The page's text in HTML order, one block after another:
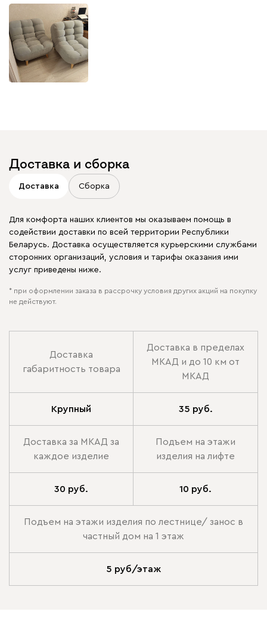
Доставка и сборка
Доставка Сборка
Для комфорта наших клиентов мы оказываем помощь в
содействии доставки по всей территории Республики
Беларусь. Доставка осуществляется курьерскими службами
сторонних организаций, условия и тарифы оказания ими
услуг приведены ниже.
* при оформлении заказа в рассрочку условия других акций на покупку
не действуют.
Доставка
габаритность товара
Доставка в пределах
МКАД и до 10 км от
МКАД
Крупный 35 руб.
Доставка за МКАД за
каждое изделие
Подъем на этажи
изделия на лифте
30 руб. 10 руб.
Подъем на этажи изделия по лестнице/ занос в
частный дом на 1 этаж
5 руб/этаж